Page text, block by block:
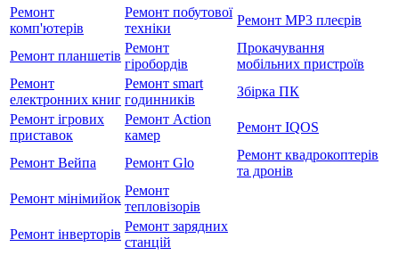
Ремонт
комп'ютерів
Ремонт побутової
техніки
Ремонт MP3 плеєрів
Ремонт планшетів
Ремонт
гіробордів
Прокачування
мобільних пристроїв
Ремонт
електронних книг
Ремонт smart
годинників
Збірка ПК
Ремонт ігрових
приставок
Ремонт Action
камер
Ремонт IQOS
Ремонт Вейпа Ремонт Glo
Ремонт квадрокоптерів
та дронів
Ремонт мiнiмийок
Ремонт
тепловізорів
Ремонт інверторів
Ремонт зарядних
станцій